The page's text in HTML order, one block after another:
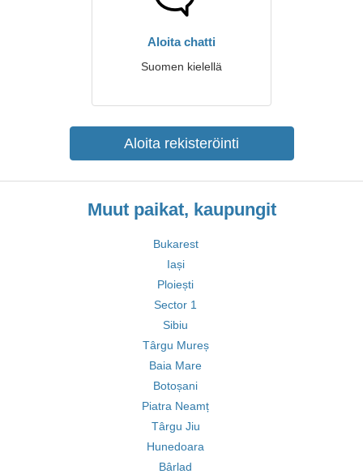
Aloita chatti
Suomen kielellä
Aloita rekisteröinti
Muut paikat, kaupungit
Bukarest
Iași
Ploiești
Sector 1
Sibiu
Târgu Mureș
Baia Mare
Botoșani
Piatra Neamț
Târgu Jiu
Hunedoara
Bârlad